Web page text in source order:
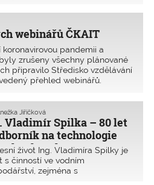
Saska, Durynska,
VBI Deutschland (Svaz
svazu stavebních inženýrů.
webinářů ČKAIT
pandemii a
zrušeny všechny plánované
připravilo Středisko vzdělávání
přehled webinářů.
Vladimír Spilka – 80 let
na technologie
vod
Jiříčková
život Ing. Vladimíra Spilky je
s činností ve vodním
zejména s